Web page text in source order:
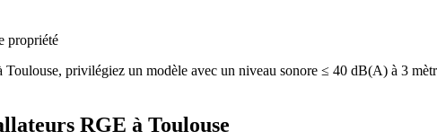
propriété
Toulouse, privilégiez un modèle avec un niveau sonore ≤ 40 dB(A) à 3
RGE à Toulouse